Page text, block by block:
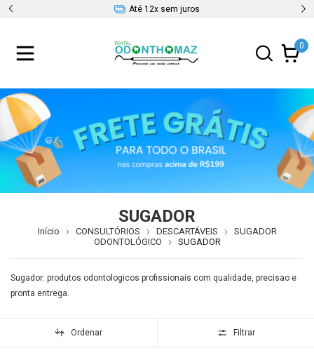
Até 12x sem juros
0
SUGADOR
Início CONSULTÓRIOS DESCARTÁVEIS
SUGADOR
ODONTOLÓGICO
SUGADOR
Sugador: produtos odontologicos profissionais com qualidade, precisao e
pronta entrega.
Ordenar Filtrar